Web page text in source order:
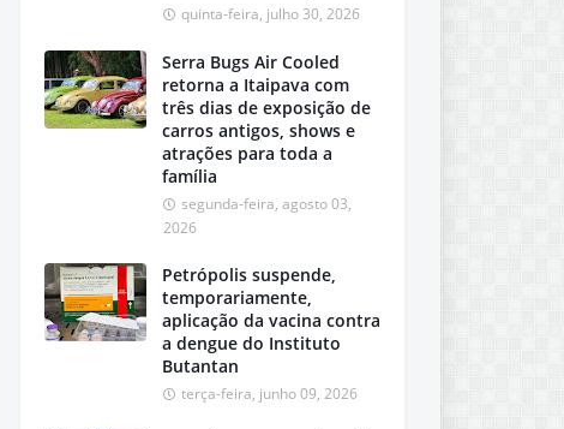
quinta-feira, julho 30, 2026
Serra Bugs Air Cooled
retorna a Itaipava com
três dias de exposição de
carros antigos, shows e
atrações para toda a
família
segunda-feira, agosto 03,
2026
Petrópolis suspende,
temporariamente,
aplicação da vacina contra
a dengue do Instituto
Butantan
terça-feira, junho 09, 2026